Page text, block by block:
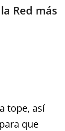
Red más
tope, así
para que